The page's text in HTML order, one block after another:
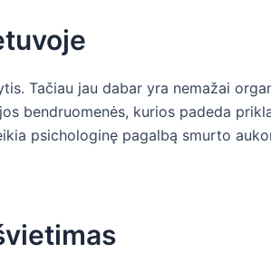
Tačiau jau dabar yra nemažai
bendruomenės, kurios padeda
psichologinę pagalbą smurto